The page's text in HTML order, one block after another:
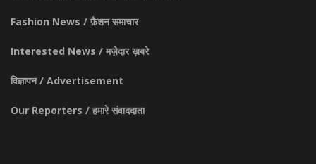
Fashion News / फ़ैशन समाचार
Interested News / मज़ेदार ख़बरे
विज्ञापन / Advertisement
Our Reporters / हमारे संवाददाता